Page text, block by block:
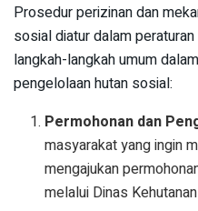
Prosedur perizinan dan
sosial diatur dalam
langkah-langkah umum
pengelolaan hutan sosial:
Permohonan dan
masyarakat yang ingin
mengajukan
melalui Dinas